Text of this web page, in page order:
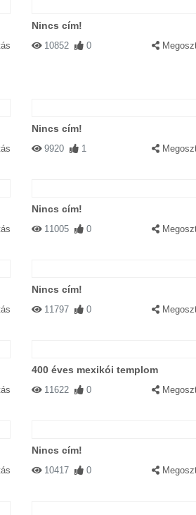
Nincs cím!
10852 0
Nincs cím!
9920 1
Nincs cím!
11005 0
Nincs cím!
11797 0
400 éves mexikói templom
11622 0
Nincs cím!
10417 0